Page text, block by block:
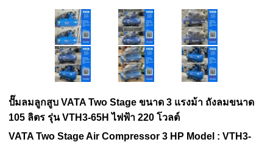
ปั๊มลมลูกสูบ VATA Two Stageขนาด 3 แรงม้า ถังลมขนาด
105 ลิตรรุ่น VTH3-65Hไฟฟ้า 220 โวลต์
VATA Two Stage Air Compressor 3 HP Model : VTH3-